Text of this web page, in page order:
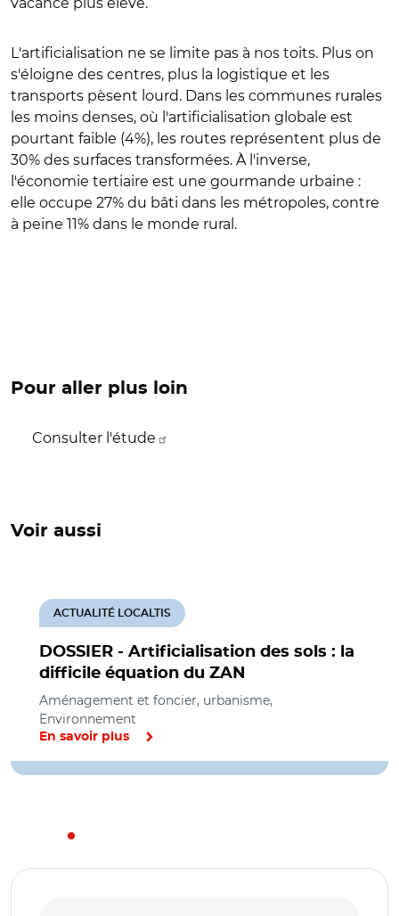
L'artificialisation ne se limite pas à nos toits. Plus on
s'éloigne des centres, plus la logistique et les
transports pèsent lourd. Dans les communes rurales
les moins denses, où l'artificialisation globale est
pourtant faible (4%), les routes représentent plus de
30% des surfaces transformées. À l'inverse,
l'économie tertiaire est une gourmande urbaine :
elle occupe 27% du bâti dans les métropoles, contre
à peine 11% dans le monde rural.
Pour aller plus loin
Consulter l'étude
Voir aussi
DOSSIER - Artificialisation des sols : la
difficile équation du ZAN
ACTUALITÉ LOCALTIS
Aménagement et foncier, urbanisme,
Environnement
En savoir plus